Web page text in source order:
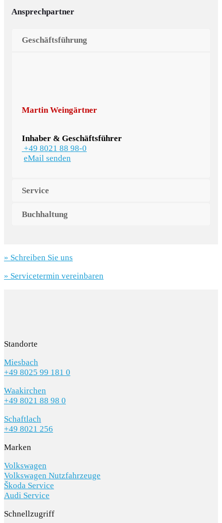
Ansprechpartner
Geschäftsführung
Martin Weingärtner
Inhaber & Geschäftsführer
+49 8021 88 98-0
eMail senden
Service
Buchhaltung
» Schreiben Sie uns
» Servicetermin vereinbaren
Standorte
Miesbach
+49 8025 99 181 0
Waakirchen
+49 8021 88 98 0
Schaftlach
+49 8021 256
Marken
Volkswagen
Volkswagen Nutzfahrzeuge
Škoda Service
Audi Service
Schnellzugriff